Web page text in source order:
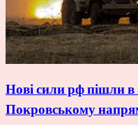
Нові сили рф пішли
Покровському